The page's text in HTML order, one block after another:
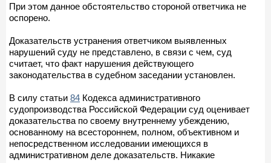
При этом данное обстоятельство стороной ответчика не
оспорено.
Доказательств устранения ответчиком выявленных
нарушений суду не представлено, в связи с чем, суд
считает, что факт нарушения действующего
законодательства в судебном заседании установлен.
В силу статьи 84 Кодекса административного
судопроизводства Российской Федерации суд оценивает
доказательства по своему внутреннему убеждению,
основанному на всестороннем, полном, объективном и
непосредственном исследовании имеющихся в
административном деле доказательств. Никакие